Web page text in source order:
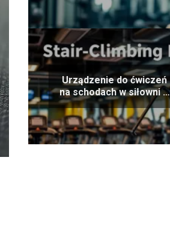
Urządzenie do ćwiczeń
na schodach w siłowni –
jakie przynosi rezultaty